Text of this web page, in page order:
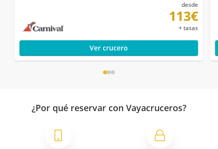
desde
113€
+ tasas
Ver crucero
¿Por qué reservar con Vayacruceros?